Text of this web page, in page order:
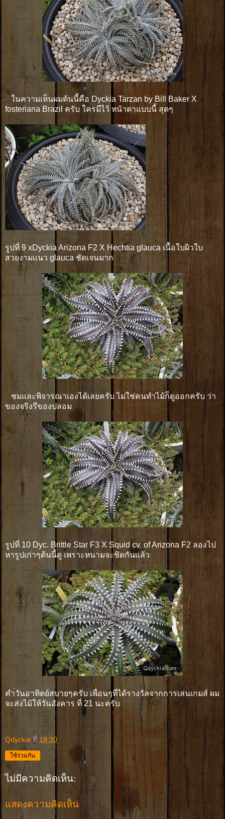
ในความเห็นผมต้นนี้คือ Dyckia Tarzan by Bill Baker X
fosteriana Brazil ครับ ใครมีไว้ หน้าตาแบบนี้ สุดๆ
รูปที่ 9 xDyckia Arizona F2 X Hechtia glauca เนื้อใบผิวใบ
สวยงามแนว glauca ชัดเจนมาก
ชมและพิจารณาเองได้เลยครับ ไม่ใช่คนทำไม้ก็ดูออกครับ ว่า
ของจริงรึของปลอม
รูปที่ 10 Dyc. Brittle Star F3 X Squid cv. of Arizona F2 ลองไป
หารูปเก่าๆต้นนี้ดู เพราะหนามจะชิดกันเเล้ว
คำ่วันอาทิตย์สบายๆครับ เพื่อนๆที่ได้รางวัลจากการเล่นเกมส์ ผม
จะส่งไม้ให้วันอังคาร ที่ 21 นะครับ
Qdyckia ที่ 18:30
ใช้ร่วมกัน
ไม่มีความคิดเห็น:
แสดงความคิดเห็น